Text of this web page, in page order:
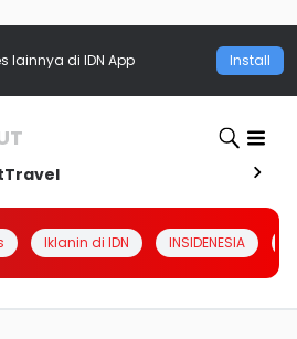
lainnya di IDN App Install
Travel
Iklanin di IDN INSIDENESIA